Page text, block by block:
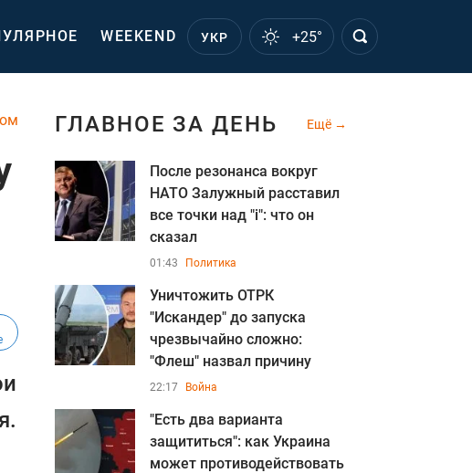
WEEKEND УКР +25°
ГЛАВНОЕ ЗА ДЕНЬ Ещё
После резонанса вокруг
НАТО Залужный расставил
все точки над "i": что он
сказал
01:43 Политика
Уничтожить ОТРК
"Искандер" до запуска
чрезвычайно сложно:
"Флеш" назвал причину
22:17 Война
"Есть два варианта
защититься": как Украина
может противодействовать